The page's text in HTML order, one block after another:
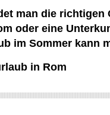
man die richtigen
oder eine
im Sommer kann
in Rom